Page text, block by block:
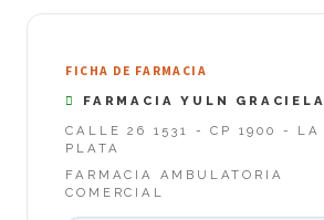
FICHA DE FARMACIA
FARMACIA YULN GRACIELA
CALLE 26 1531 - CP 1900 - LA
PLATA
FARMACIA AMBULATORIA
COMERCIAL